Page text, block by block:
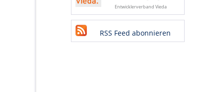
Entwicklerverband Vieda
RSS Feed abonnieren